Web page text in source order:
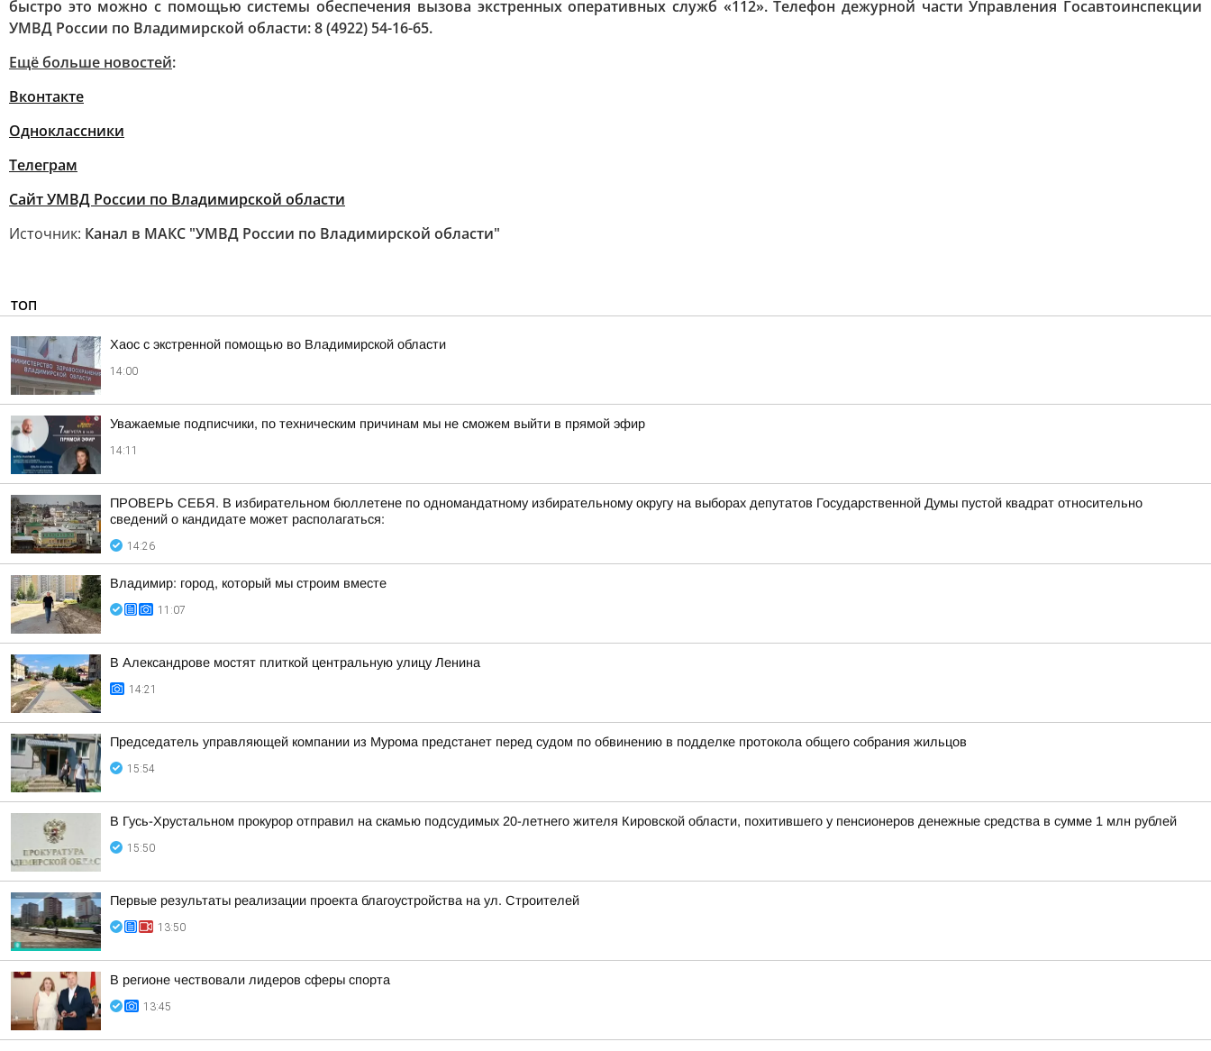
быстро это можно с помощью системы обеспечения вызова экстренных оперативных служб «112». Телефон дежурной части Управления Госавтоинспекции
УМВД России по Владимирской области: 8 (4922) 54-16-65.
Ещё больше новостей:
Вконтакте
Одноклассники
Телеграм
Сайт УМВД России по Владимирской области
Источник: Канал в МАКС "УМВД России по Владимирской области"
ТОП
Хаос с экстренной помощью во Владимирской области
14:00
Уважаемые подписчики, по техническим причинам мы не сможем выйти в прямой эфир
14:11
ПРОВЕРЬ СЕБЯ. В избирательном бюллетене по одномандатному избирательному округу на выборах депутатов Государственной Думы пустой квадрат относительно
сведений о кандидате может располагаться:
14:26
Владимир: город, который мы строим вместе
11:07
В Александрове мостят плиткой центральную улицу Ленина
14:21
Председатель управляющей компании из Мурома предстанет перед судом по обвинению в подделке протокола общего собрания жильцов
15:54
В Гусь-Хрустальном прокурор отправил на скамью подсудимых 20-летнего жителя Кировской области, похитившего у пенсионеров денежные средства в сумме 1 млн рублей
15:50
Первые результаты реализации проекта благоустройства на ул. Строителей
13:50
В регионе чествовали лидеров сферы спорта
13:45